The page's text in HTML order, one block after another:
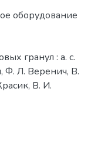
оборудование
гранул : а. с.
Ф. Л. Веренич, В.
В. И.